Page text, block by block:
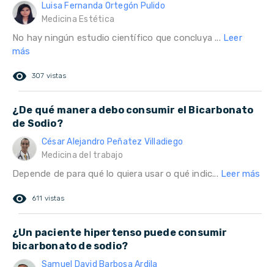
Luisa Fernanda Ortegón Pulido
Medicina Estética
No hay ningún estudio científico que concluya ... Leer
más
remove_red_eye 307 vistas
¿De qué manera debo consumir el Bicarbonato
de Sodio?
César Alejandro Peñatez Villadiego
Medicina del trabajo
Depende de para qué lo quiera usar o qué indic... Leer más
remove_red_eye 611 vistas
¿Un paciente hipertenso puede consumir
bicarbonato de sodio?
Samuel David Barbosa Ardila